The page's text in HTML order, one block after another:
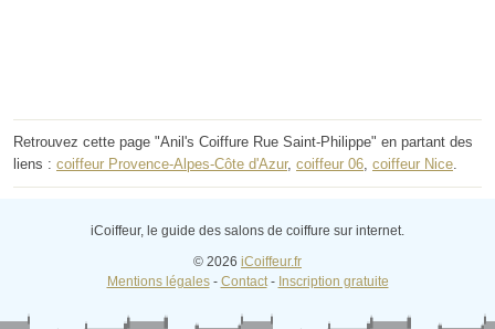
Retrouvez cette page "Anil's Coiffure Rue Saint-Philippe" en partant des
liens : coiffeur Provence-Alpes-Côte d'Azur, coiffeur 06, coiffeur Nice.
iCoiffeur, le guide des salons de coiffure sur internet.
© 2026 iCoiffeur.fr
Mentions légales- Contact- Inscription gratuite